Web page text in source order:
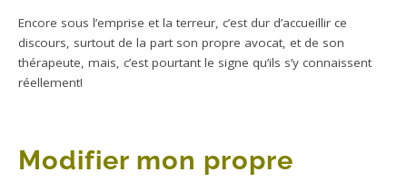
Encore sous l’emprise et la terreur, c’est dur d’accueillir ce
discours, surtout de la part son propre avocat, et de son
thérapeute, mais, c’est pourtant le signe qu’ils s’y connaissent
réellement!
Modifier mon propre